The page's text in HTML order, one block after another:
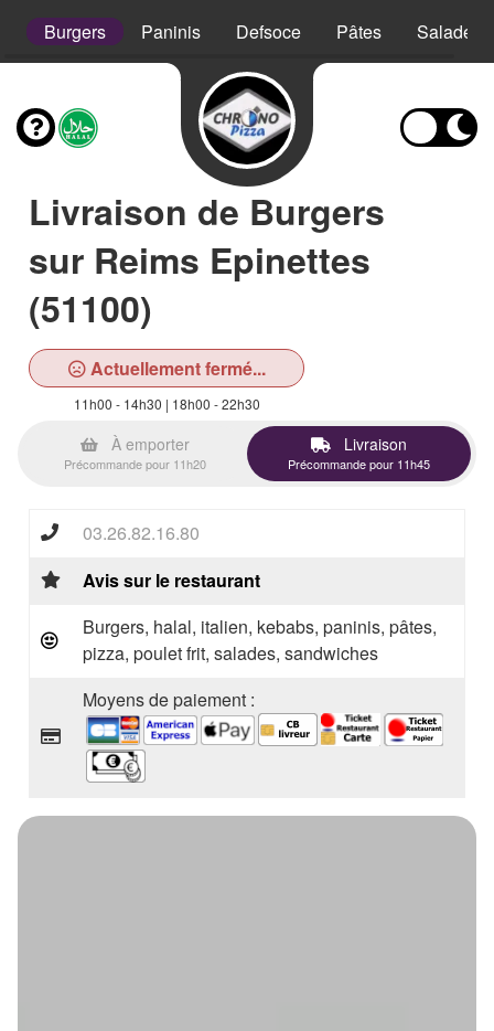
Burgers Paninis Defsoce Pâtes Salades
Livraison de Burgers
sur Reims Epinettes
(51100)
Actuellement fermé...
11h00 - 14h30 | 18h00 - 22h30
À emporter
Précommande pour 11h20
Livraison
Précommande pour 11h45
03.26.82.16.80
Avis sur le restaurant
Burgers, halal, italien, kebabs, paninis, pâtes,
pizza, poulet frit, salades, sandwiches
Moyens de paiement :